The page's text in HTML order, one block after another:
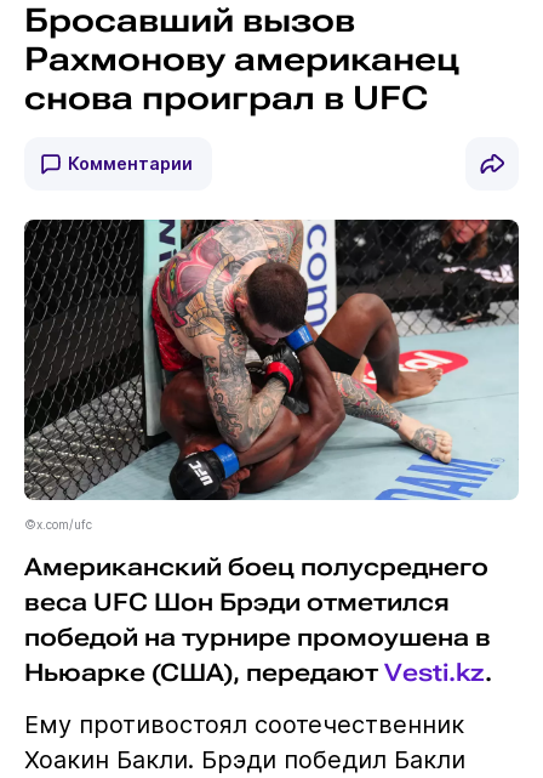
Бросавший вызов
Рахмонову американец
снова проиграл в UFC
Комментарии
©x.com/ufc
Американский боец полусреднего
веса UFC Шон Брэди отметился
победой на турнире промоушена в
Ньюарке (США), передают Vesti.kz.
Ему противостоял соотечественник
Хоакин Бакли. Брэди победил Бакли